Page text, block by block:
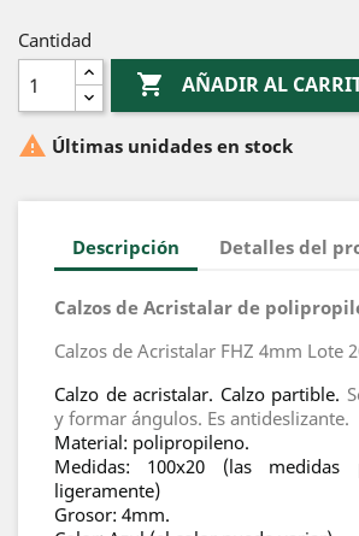
Cantidad
 AÑADIR AL
 Últimas unidades en stock
Descripción Detalles del
Calzos de Acristalar de
Calzos de Acristalar FHZ 4mm Lote
Calzo de acristalar. Calzo partible.
y formar ángulos. Es antideslizante.
Material: polipropileno.
Medidas: 100x20 (las medidas
ligeramente)
Grosor: 4mm.